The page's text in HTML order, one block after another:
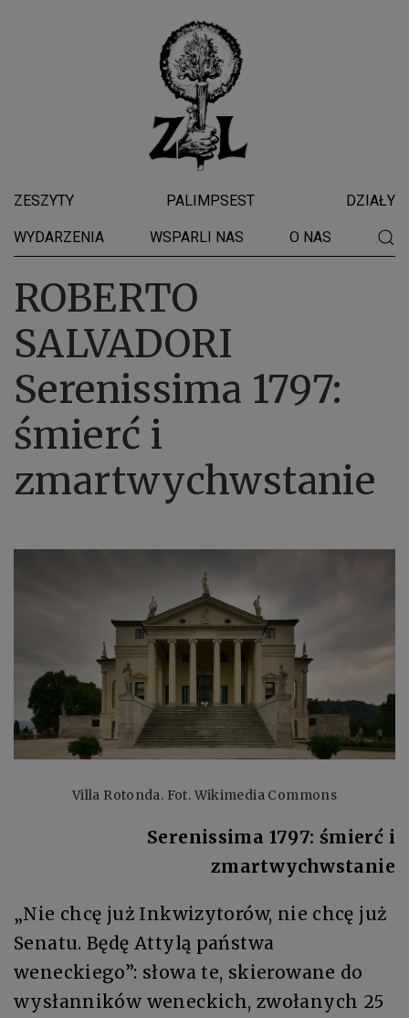
ZESZYTY PALIMPSEST DZIAŁY
WYDARZENIA WSPARLI NAS O NAS
ROBERTO
SALVADORI
Serenissima 1797:
śmierć i
zmartwychwstanie
Villa Rotonda. Fot. Wikimedia Commons
Serenissima 1797: śmierć i
zmartwychwstanie
„Nie chcę już Inkwizytorów, nie chcę już
Senatu. Będę Attylą państwa
weneckiego”: słowa te, skierowane do
wysłanników weneckich, zwołanych 25